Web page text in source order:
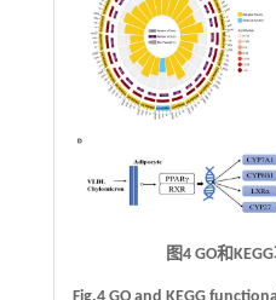
图4 GO和